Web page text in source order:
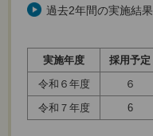
過去2年間の実施結果
実施年度 採用予定
令和６年度
６
令和７年度
6